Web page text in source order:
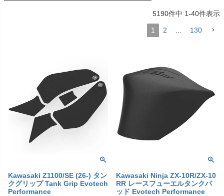
5190件中 1-40件表示
1 2 130
Kawasaki Z1100/SE (26-) タン
クグリップ Tank Grip Evotech
Performance
Kawasaki Ninja ZX-10R/ZX-10
RR レースフューエルタンクパ
ッド Evotech Performance